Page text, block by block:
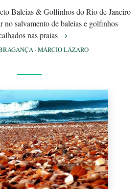
Baleias & Golfinhos do Rio de Janeiro
no salvamento de baleias e golfinhos
nas praias →
·MÁRCIO LÁZARO